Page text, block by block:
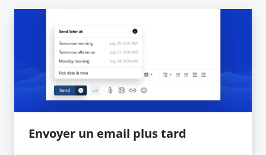
Envoyer un email plus tard